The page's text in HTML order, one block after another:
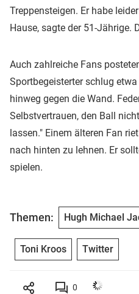
Treppensteigen. Er habe
Hause, sagte der 51-Jährige.
Auch zahlreiche Fans
Sportbegeisterter schlug
hinweg gegen die Wand.
Selbstvertrauen, den Ball
lassen." Einem älteren Fan
nach hinten zu lehnen. Er
spielen.
Themen: Hugh Michael
Toni Kroos Twitter
0